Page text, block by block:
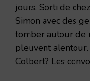
jours. Sorti de
Simon avec des
tomber autour de
pleuvent alentour.
Colbert? Les